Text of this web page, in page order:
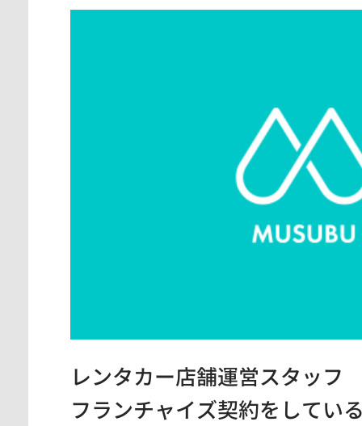
レンタカー店舗運営スタッフ
フランチャイズ契約をしてい